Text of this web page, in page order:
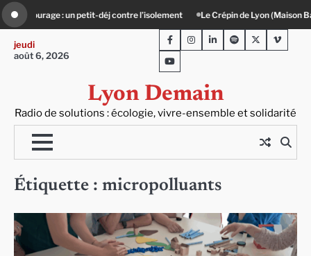
Skip
to
content
contre l’isolement Le Crépin de Lyon (Maison Baudière) : l’histoire
jeudi
août 6, 2026
Lyon Demain
Radio de solutions : écologie, vivre-ensemble et solidarité
FacebookInstagram
LinkedInSpotifyTwitterViméo
Youtube
Étiquette : micropolluants